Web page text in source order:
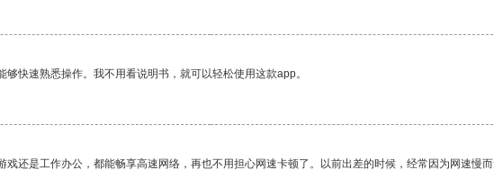
快速熟悉操作。我不用看说明书，就可以轻松使用这款app。
还是工作办公，都能畅享高速网络，再也不用担心网速卡顿了。以前出差的时候，经常因为网速慢